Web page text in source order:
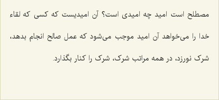
مصطلح است امید چه امیدی است؟ آن امیدیست که کسی که لقاء
خدا را می‌خواهد آن امید موجب می‌شود که عمل صالح انجام بدهد،
شرک نورزد، در همه مراتب شرک، شرک را کنار بگذارد.